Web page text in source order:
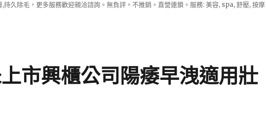
久除毛，更多服務歡迎親洽諮詢。無負評。不推銷。直營連鎖。服務: 美容, spa, 舒壓, 按摩
市興櫃公司陽痿早洩適用壯